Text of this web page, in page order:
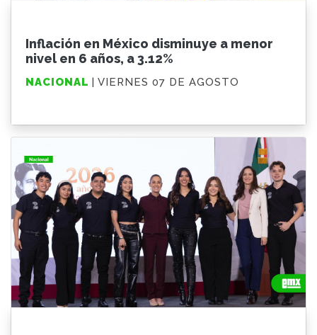
Inflación en México disminuye a menor
nivel en 6 años, a 3.12%
NACIONAL | VIERNES 07 DE AGOSTO